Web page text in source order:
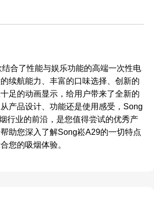
合了性能与娱乐功能的高端一次性电
续航能力、丰富的口味选择、创新的
足的动画显示，给用户带来了全新的
产品设计、功能还是使用感受，Song
行业的前沿，是您值得尝试的优秀产
助您深入了解Song崧A29的一切特点
您的吸烟体验。